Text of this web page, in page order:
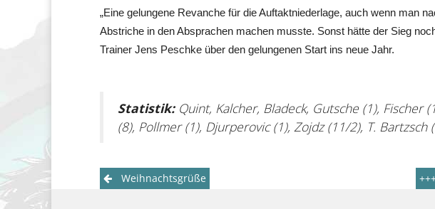
„Eine gelungene Revanche für die Auftaktniederlage, auch wenn man
Abstriche in den Absprachen machen musste. Sonst hätte der Sieg
Trainer Jens Peschke über den gelungenen Start ins neue Jahr.
Statistik:Quint, Kalcher, Bladeck, Gutsche (1), Fischer
(8), Pollmer (1), Djurperovic (1), Zojdz (11/2), T. Bartzsch
PostWeihnachtsgrüße